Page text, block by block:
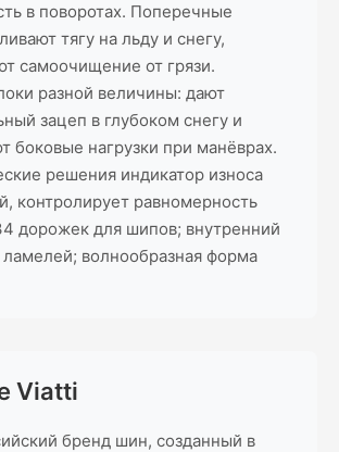
в поворотах. Поперечные
тягу на льду и снегу,
самоочищение от грязи.
разной величины: дают
зацеп в глубоком снегу и
боковые нагрузки при манёврах.
решения индикатор износа
контролирует равномерность
дорожек для шипов; внутренний
волнообразная форма
Viatti
бренд шин, созданный в